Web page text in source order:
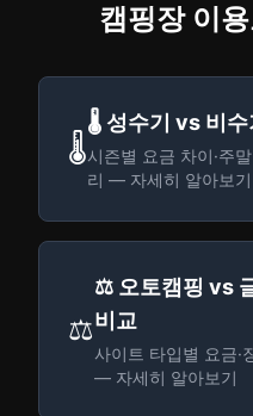
캠핑장 이
🌡️
🌡️ 성수기 vs 비수
시즌별 요금 차이·주
리 — 자세히 알아보기
⚖️
⚖️ 오토캠핑 vs
비교
사이트 타입별 요금·
— 자세히 알아보기